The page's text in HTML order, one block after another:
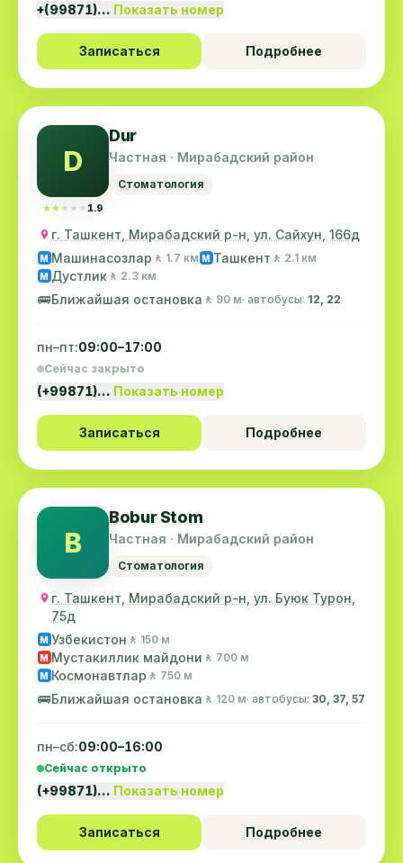
+(99871)… Показать номер
Записаться Подробнее
D
★★★★★
★★★★★1.9
Dur
Частная · Мирабадский район
Стоматология
г. Ташкент, Мирабадский р-н, ул. Сайхун, 166д
M Машинасозлар 🚶 1.7 км M Ташкент 🚶 2.1 км
M Дустлик 🚶 2.3 км
🚌Ближайшая остановка 🚶 90 м· автобусы: 12, 22
пн–пт:09:00–17:00
Сейчас закрыто
(+99871)… Показать номер
Записаться Подробнее
B
Bobur Stom
Частная · Мирабадский район
Стоматология
г. Ташкент, Мирабадский р-н, ул. Буюк Турон,
75д
M Узбекистон 🚶 150 м
M Мустакиллик майдони 🚶 700 м
M Космонавтлар 🚶 750 м
🚌Ближайшая остановка 🚶 120 м· автобусы: 30, 37, 57
пн–сб:09:00–16:00
Сейчас открыто
(+99871)… Показать номер
Записаться Подробнее